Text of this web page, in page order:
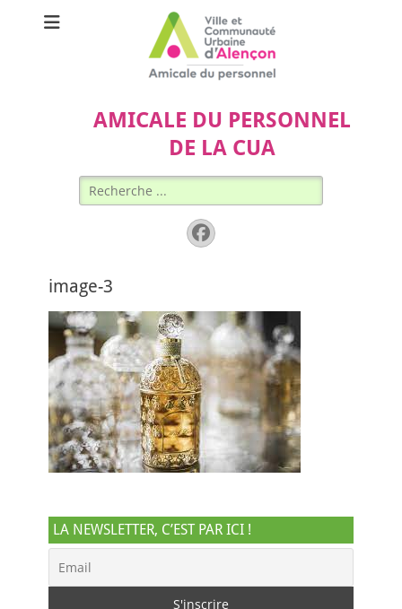
AMICALE DU PERSONNEL
DE LA CUA
Rechercher :
Facebook
image-3
LA NEWSLETTER, C’EST PAR ICI !